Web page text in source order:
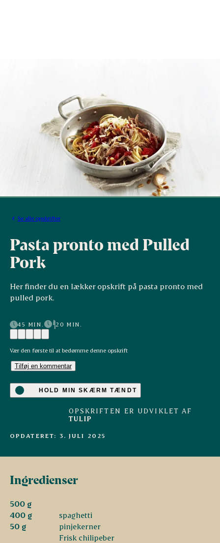
Se alle opskrifter
Pasta pronto med Pulled
Pork
Her finder du en lækker opskrift på pasta pronto med
pulled pork.
45 MIN. 20 MIN.
Vær den første til at bedømme denne opskrift
Tilføj en kommentar
HOLD MIN SKÆRM TÆNDT
OPSKRIFTEN ER UDVIKLET AF
TULIP
OPDATERET: 3. JULI 2025
Ingredienser
500 g
400 g
spaghetti
50 g
pinjekerner
Frisk chilipeber